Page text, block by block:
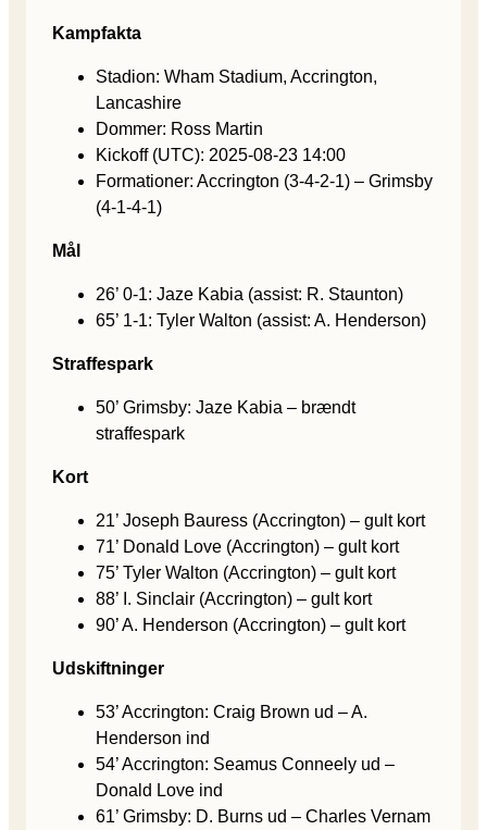
Kampfakta
Stadion: Wham Stadium, Accrington,
Lancashire
Dommer: Ross Martin
Kickoff (UTC): 2025-08-23 14:00
Formationer: Accrington (3-4-2-1) – Grimsby
(4-1-4-1)
Mål
26’ 0-1: Jaze Kabia (assist: R. Staunton)
65’ 1-1: Tyler Walton (assist: A. Henderson)
Straffespark
50’ Grimsby: Jaze Kabia – brændt
straffespark
Kort
21’ Joseph Bauress (Accrington) – gult kort
71’ Donald Love (Accrington) – gult kort
75’ Tyler Walton (Accrington) – gult kort
88’ I. Sinclair (Accrington) – gult kort
90’ A. Henderson (Accrington) – gult kort
Udskiftninger
53’ Accrington: Craig Brown ud – A.
Henderson ind
54’ Accrington: Seamus Conneely ud –
Donald Love ind
61’ Grimsby: D. Burns ud – Charles Vernam